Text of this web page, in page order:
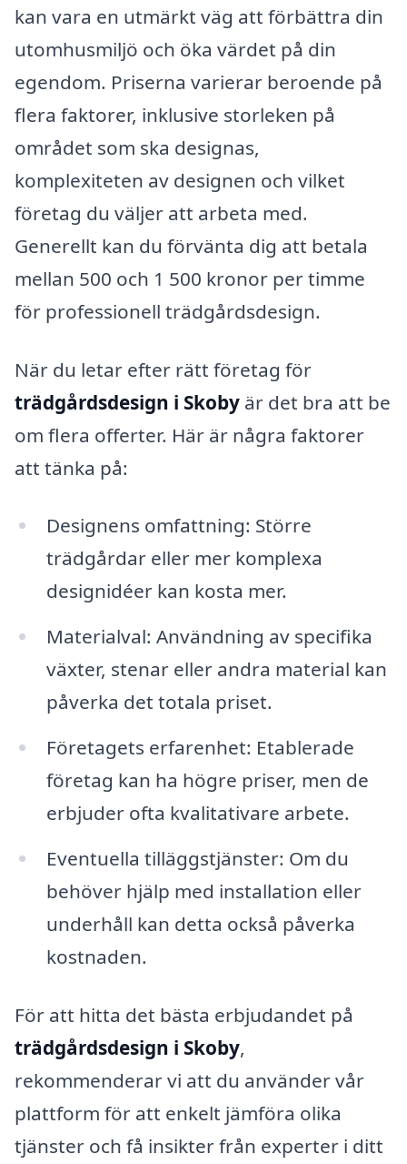
kan vara en utmärkt väg att förbättra din
utomhusmiljö och öka värdet på din
egendom. Priserna varierar beroende på
flera faktorer, inklusive storleken på
området som ska designas,
komplexiteten av designen och vilket
företag du väljer att arbeta med.
Generellt kan du förvänta dig att betala
mellan 500 och 1 500 kronor per timme
för professionell trädgårdsdesign.
När du letar efter rätt företag för
trädgårdsdesign i Skoby är det bra att be
om flera offerter. Här är några faktorer
att tänka på:
Designens omfattning: Större
trädgårdar eller mer komplexa
designidéer kan kosta mer.
Materialval: Användning av specifika
växter, stenar eller andra material kan
påverka det totala priset.
Företagets erfarenhet: Etablerade
företag kan ha högre priser, men de
erbjuder ofta kvalitativare arbete.
Eventuella tilläggstjänster: Om du
behöver hjälp med installation eller
underhåll kan detta också påverka
kostnaden.
För att hitta det bästa erbjudandet på
trädgårdsdesign i Skoby,
rekommenderar vi att du använder vår
plattform för att enkelt jämföra olika
tjänster och få insikter från experter i ditt